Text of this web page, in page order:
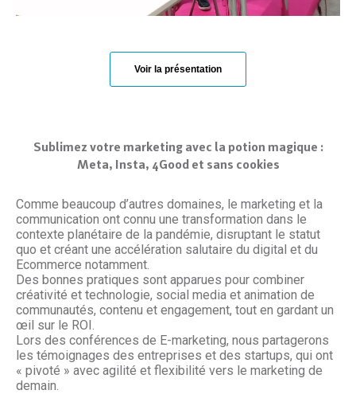
Voir la présentation
Sublimez votre marketing avec la potion magique :
Meta, Insta, 4Good et sans cookies
Comme beaucoup d’autres domaines, le marketing et la
communication ont connu une transformation dans le
contexte planétaire de la pandémie, disruptant le statut
quo et créant une accélération salutaire du digital et du
Ecommerce notamment.
Des bonnes pratiques sont apparues pour combiner
créativité et technologie, social media et animation de
communautés, contenu et engagement, tout en gardant un
œil sur le ROI.
Lors des conférences de E-marketing, nous partagerons
les témoignages des entreprises et des startups, qui ont
« pivoté » avec agilité et flexibilité vers le marketing de
demain.